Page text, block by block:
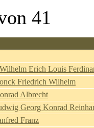
41
Erich Louis
Friedrich Wilhelm
Albrecht
Georg Konrad
Franz